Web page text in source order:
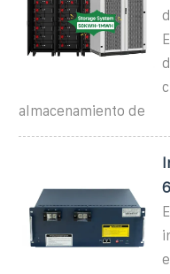
almacenamiento de